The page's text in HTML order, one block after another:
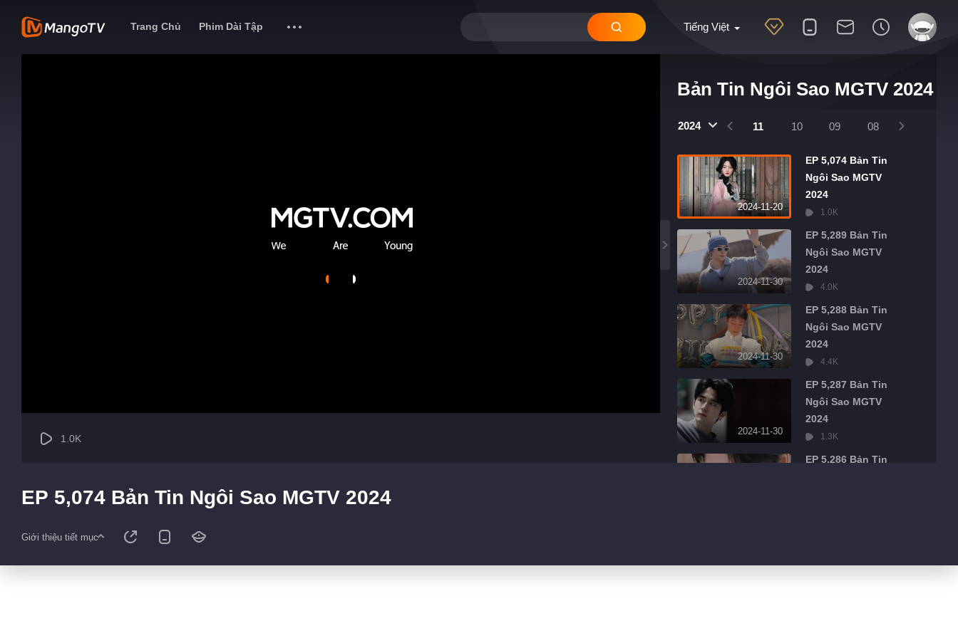
Tiếng Việt
Trang Chủ Phim Dài Tập
Bản Tin Ngôi Sao MGTV 2024
2024
01 12 11 10 09 08
2024-11-20
EP 5,074 Bản Tin
Ngôi Sao MGTV
2024
1.0K
2024-11-30
EP 5,289 Bản Tin
Ngôi Sao MGTV
2024
4.0K
2024-11-30
EP 5,288 Bản Tin
Ngôi Sao MGTV
2024
4.4K
2024-11-30
EP 5,287 Bản Tin
Ngôi Sao MGTV
2024
1.3K
EP 5,286 Bản Tin
2024
1.0K
EP 5,074 Bản Tin Ngôi Sao MGTV 2024
Giới thiệu tiết mục